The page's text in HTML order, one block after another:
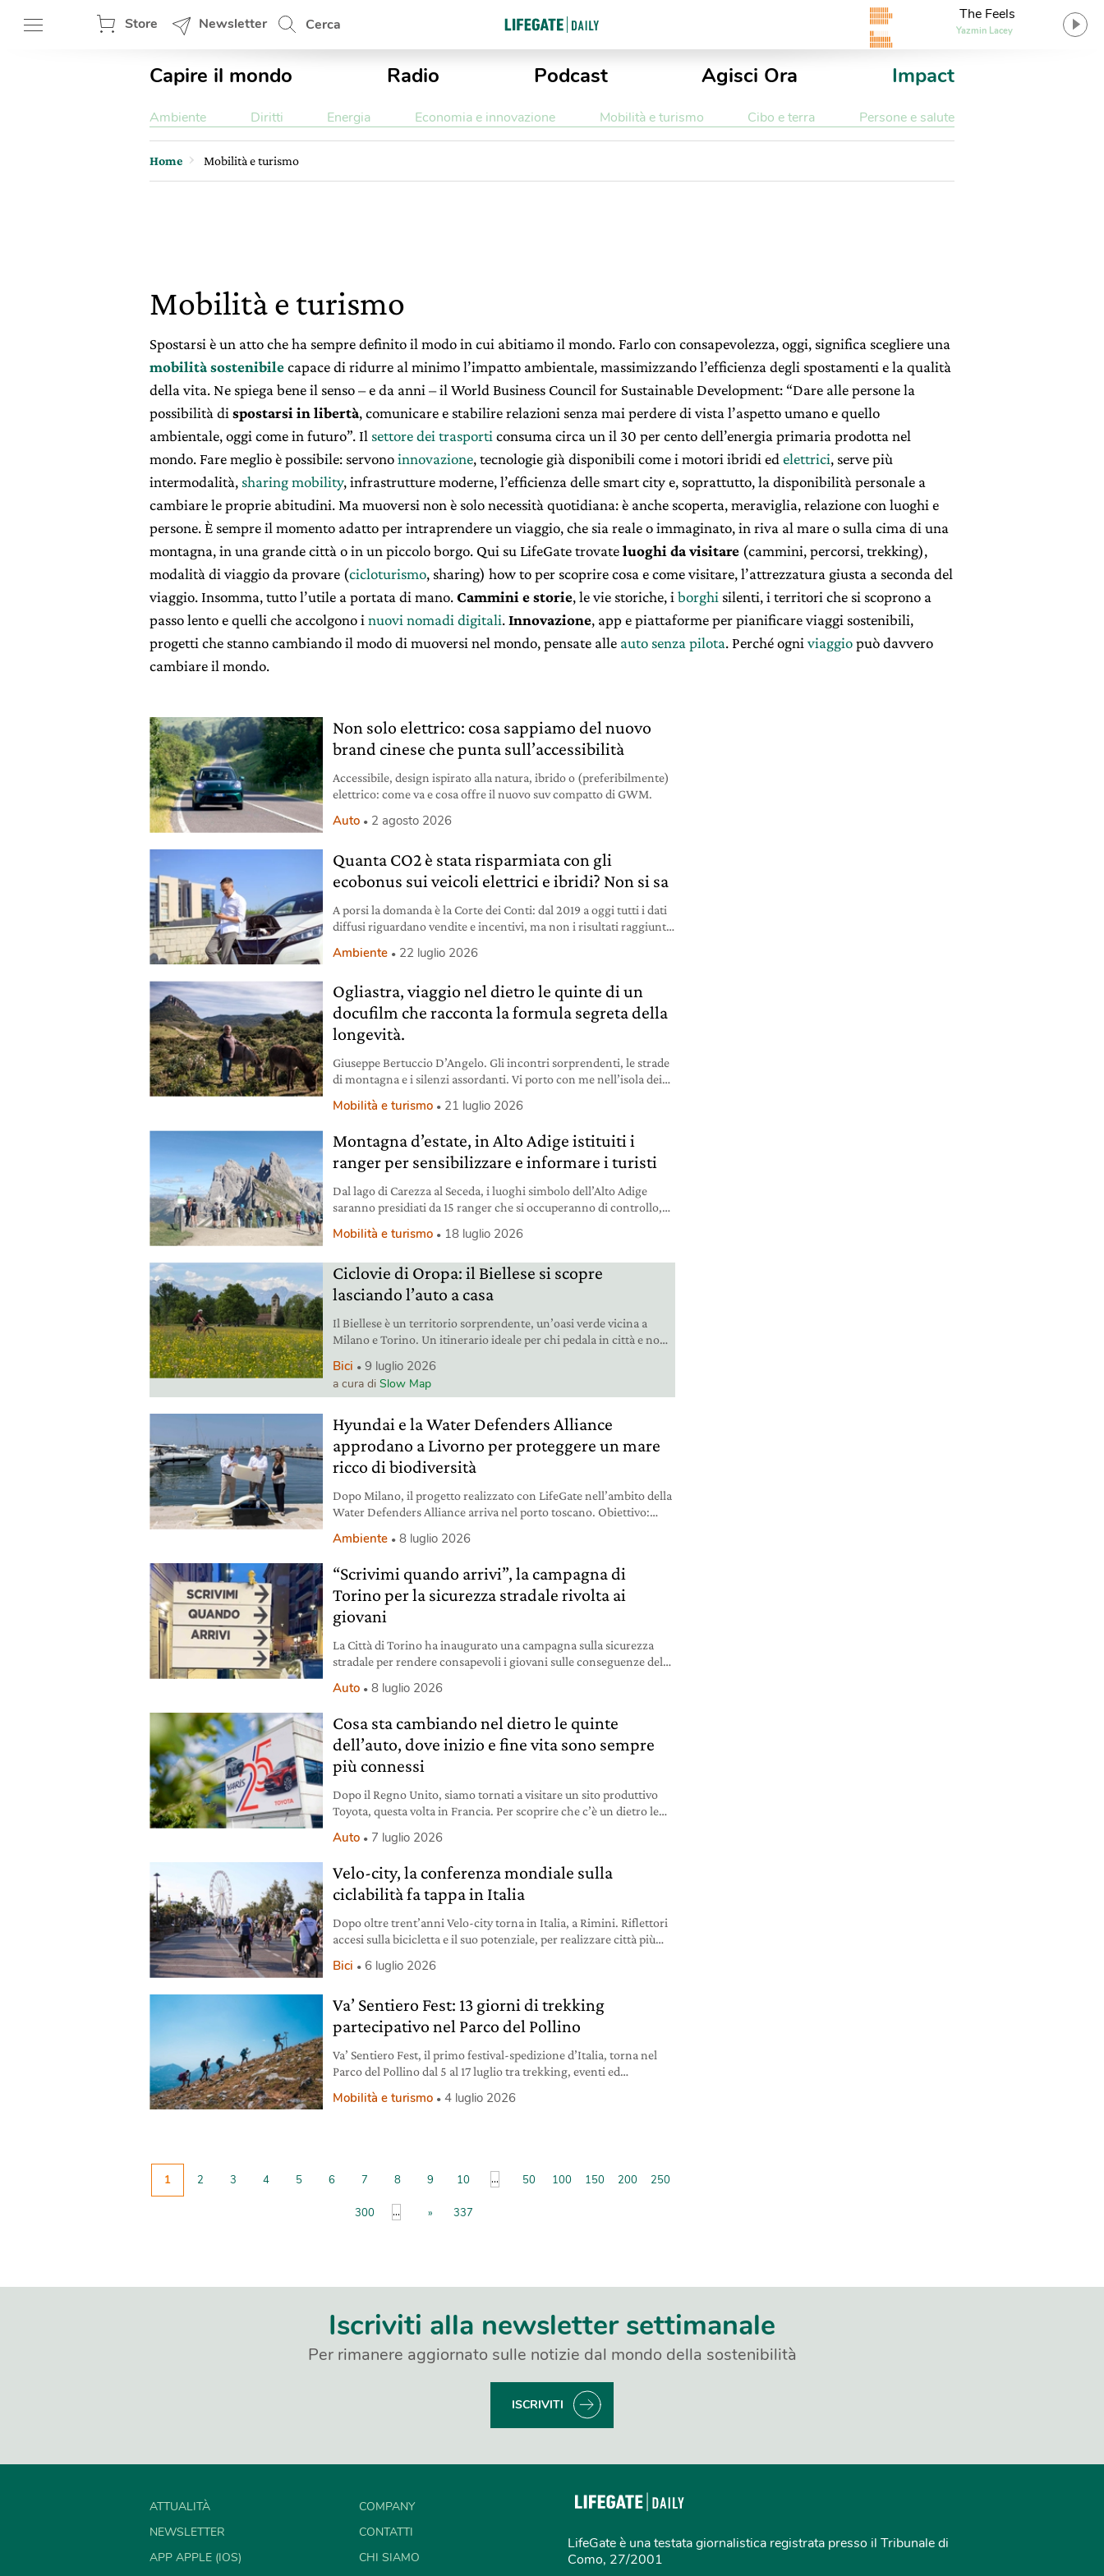
Store Newsletter Cerca
The Feels
Yazmin Lacey
Capire il mondo Radio Podcast Agisci Ora Impact
Ambiente Diritti Energia Economia e innovazione Mobilità e turismo Cibo e terra Persone e salute
Home Mobilità e turismo
Mobilità e turismo
Spostarsi è un atto che ha sempre definito il modo in cui abitiamo il mondo. Farlo con consapevolezza, oggi, significa scegliere una
mobilità sostenibilecapace di ridurre al minimo l’impatto ambientale, massimizzando l’efficienza degli spostamenti e la qualità
della vita. Ne spiega bene il senso – e da anni – il World Business Council for Sustainable Development: “Dare alle persone la
possibilità di spostarsi in libertà, comunicare e stabilire relazioni senza mai perdere di vista l’aspetto umano e quello
ambientale, oggi come in futuro”. Il settore dei trasporti consuma circa un il 30 per cento dell’energia primaria prodotta nel
mondo. Fare meglio è possibile: servonoinnovazione, tecnologie già disponibili come i motori ibridi ed elettrici, serve più
intermodalità, sharing mobility, infrastrutture moderne, l’efficienza delle smart city e, soprattutto, la disponibilità personale a
cambiare le proprie abitudini. Ma muoversi non è solo necessità quotidiana: è anche scoperta, meraviglia, relazione con luoghi e
persone. È sempre il momento adatto per intraprendere un viaggio, che sia reale o immaginato, in riva al mare o sulla cima di una
montagna, in una grande città o in un piccolo borgo. Qui su LifeGate trovateluoghi da visitare (cammini, percorsi, trekking),
modalità di viaggio da provare (cicloturismo, sharing) how to per scoprire cosa e come visitare, l’attrezzatura giusta a seconda del
viaggio. Insomma, tutto l’utile a portata di mano.Cammini e storie, le vie storiche, i borghi silenti, i territori che si scoprono a
passo lento e quelli che accolgono i nuovi nomadi digitali.Innovazione, app e piattaforme per pianificare viaggi sostenibili,
progetti che stanno cambiando il modo di muoversi nel mondo, pensate alle auto senza pilota. Perché ogni viaggiopuò davvero
cambiare il mondo.
Non solo elettrico: cosa sappiamo del nuovo
brand cinese che punta sull’accessibilità
Accessibile, design ispirato alla natura, ibrido o (preferibilmente)
elettrico: come va e cosa offre il nuovo suv compatto di GWM.
Auto 2 agosto 2026
Quanta CO2 è stata risparmiata con gli
ecobonus sui veicoli elettrici e ibridi? Non si sa
A porsi la domanda è la Corte dei Conti: dal 2019 a oggi tutti i dati
diffusi riguardano vendite e incentivi, ma non i risultati raggiunti
Ambiente 22 luglio 2026
Ogliastra, viaggio nel dietro le quinte di un
docufilm che racconta la formula segreta della
longevità.
Giuseppe Bertuccio D’Angelo. Gli incontri sorprendenti, le strade
di montagna e i silenzi assordanti. Vi porto con me nell’isola dei
Mobilità e turismo 21 luglio 2026
Montagna d’estate, in Alto Adige istituiti i
ranger per sensibilizzare e informare i turisti
Dal lago di Carezza al Seceda, i luoghi simbolo dell’Alto Adige
saranno presidiati da 15 ranger che si occuperanno di controllo,
Mobilità e turismo 18 luglio 2026
Ciclovie di Oropa: il Biellese si scopre
lasciando l’auto a casa
Il Biellese è un territorio sorprendente, un’oasi verde vicina a
Milano e Torino. Un itinerario ideale per chi pedala in città e non
Bici 9 luglio 2026
a cura diSlow Map
Hyundai e la Water Defenders Alliance
approdano a Livorno per proteggere un mare
ricco di biodiversità
Dopo Milano, il progetto realizzato con LifeGate nell’ambito della
Water Defenders Alliance arriva nel porto toscano. Obiettivo:
grado di assorbire oli e idrocarburi.
Ambiente 8 luglio 2026
“Scrivimi quando arrivi”, la campagna di
Torino per la sicurezza stradale rivolta ai
giovani
La Città di Torino ha inaugurato una campagna sulla sicurezza
stradale per rendere consapevoli i giovani sulle conseguenze del
Auto 8 luglio 2026
Cosa sta cambiando nel dietro le quinte
dell’auto, dove inizio e fine vita sono sempre
più connessi
Dopo il Regno Unito, siamo tornati a visitare un sito produttivo
Toyota, questa volta in Francia. Per scoprire che c’è un dietro le
cambiando il volto di un’industria.
Auto 7 luglio 2026
Velo-city, la conferenza mondiale sulla
ciclabilità fa tappa in Italia
Dopo oltre trent’anni Velo-city torna in Italia, a Rimini. Riflettori
accesi sulla bicicletta e il suo potenziale, per realizzare città più
Bici 6 luglio 2026
Va’ Sentiero Fest: 13 giorni di trekking
partecipativo nel Parco del Pollino
Va’ Sentiero Fest, il primo festival-spedizione d’Italia, torna nel
Parco del Pollino dal 5 al 17 luglio tra trekking, eventi ed
Mobilità e turismo 4 luglio 2026
1 2 3 4 5 6 7 8 9 10 ... 50 100 150 200 250
300 ... » 337
Iscriviti alla newsletter settimanale
Per rimanere aggiornato sulle notizie dal mondo della sostenibilità
ISCRIVITI
ATTUALITÀ
NEWSLETTER
APP APPLE (IOS)
COMPANY
CONTATTI
CHI SIAMO
LifeGate è una testata giornalistica registrata presso il Tribunale di
Como, 27/2001